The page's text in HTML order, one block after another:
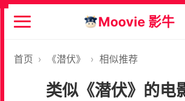
Moovie 影牛
首页 › 《潜伏》 › 相似推荐
类似《潜伏》的电